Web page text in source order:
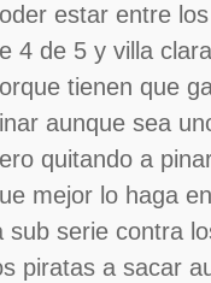
estar entre
4 de 5 y villa
tienen que
aunque sea
quitando a
mejor lo haga
sub serie contra
piratas a sacar